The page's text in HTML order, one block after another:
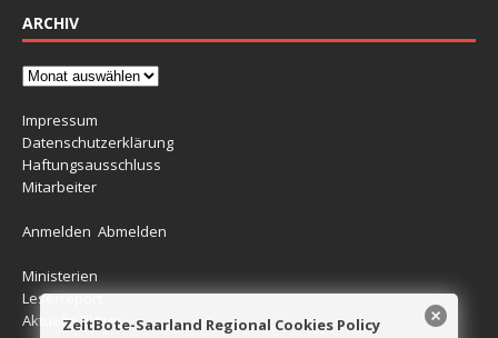
ARCHIV
Impressum
Datenschutzerklärung
Haftungsausschluss
Mitarbeiter
Anmelden Abmelden
Ministerien
Leserreport
Aktuelle Blitzer
ZeitBote-Saarland Regional Cookies Policy